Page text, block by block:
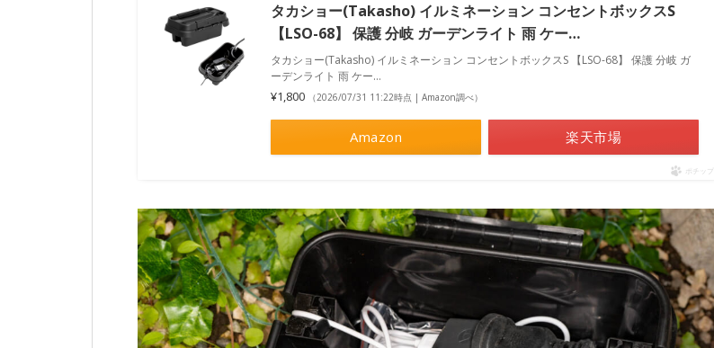
タカショー(Takasho) イルミネーション コンセントボックスS
【LSO-68】 保護 分岐 ガーデンライト 雨 ケー…
タカショー(Takasho) イルミネーション コンセントボックスS 【LSO-68】 保護 分岐 ガ
ーデンライト 雨 ケー…
¥1,800 （2026/07/31 11:22時点 | Amazon調べ）
Amazon 楽天市場
ポチップ